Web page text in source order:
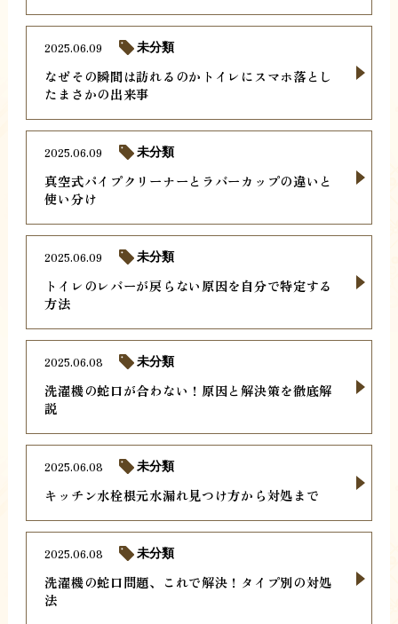
なぜその瞬間は訪れるのかトイレにスマホ落とし
たまさかの出来事
2025.06.09 未分類
真空式パイプクリーナーとラバーカップの違いと
使い分け
2025.06.09 未分類
トイレのレバーが戻らない原因を自分で特定する
方法
2025.06.09 未分類
洗濯機の蛇口が合わない！原因と解決策を徹底解
説
2025.06.08 未分類
キッチン水栓根元水漏れ見つけ方から対処まで
2025.06.08 未分類
洗濯機の蛇口問題、これで解決！タイプ別の対処
法
2025.06.08 未分類